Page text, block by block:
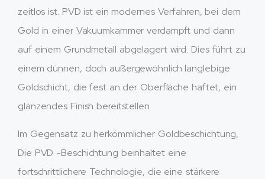
zeitlos ist. PVD ist ein modernes Verfahren, bei dem
Gold in einer Vakuumkammer verdampft und dann
auf einem Grundmetall abgelagert wird. Dies führt zu
einem dünnen, doch außergewöhnlich langlebige
Goldschicht, die fest an der Oberfläche haftet, ein
glänzendes Finish bereitstellen.
Im Gegensatz zu herkömmlicher Goldbeschichtung,
Die PVD -Beschichtung beinhaltet eine
fortschrittlichere Technologie, die eine stärkere